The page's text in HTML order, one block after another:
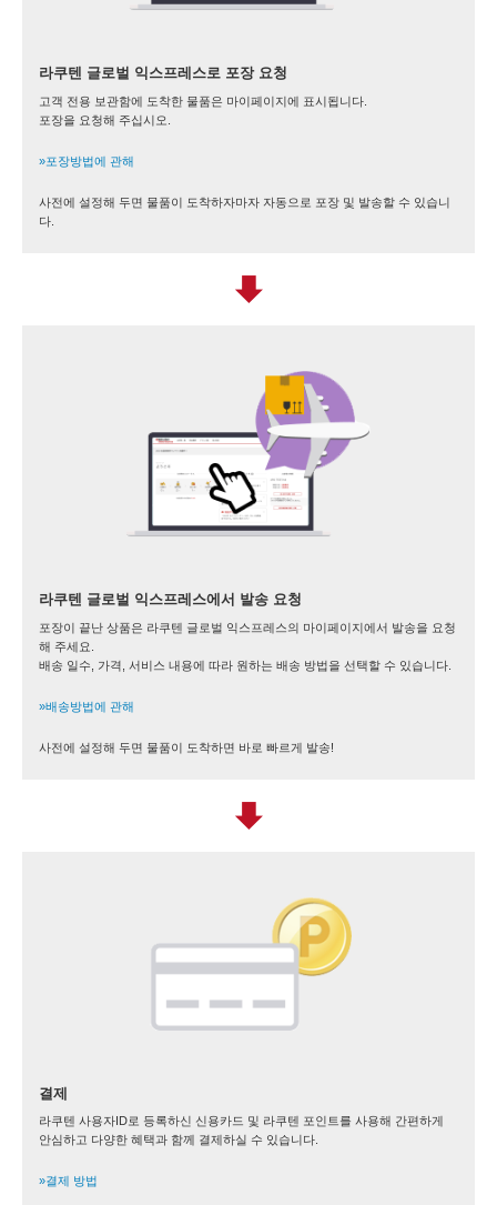
라쿠텐 글로벌 익스프레스로 포장 요청
고객 전용 보관함에 도착한 물품은 마이페이지에 표시됩니다.
포장을 요청해 주십시오.
»포장방법에 관해
사전에 설정해 두면 물품이 도착하자마자 자동으로 포장 및 발송할 수 있습니
다.
라쿠텐 글로벌 익스프레스에서 발송 요청
포장이 끝난 상품은 라쿠텐 글로벌 익스프레스의 마이페이지에서 발송을 요청
해 주세요.
배송 일수, 가격, 서비스 내용에 따라 원하는 배송 방법을 선택할 수 있습니다.
»배송방법에 관해
사전에 설정해 두면 물품이 도착하면 바로 빠르게 발송!
결제
라쿠텐 사용자ID로 등록하신 신용카드 및 라쿠텐 포인트를 사용해 간편하게
안심하고 다양한 혜택과 함께 결제하실 수 있습니다.
»결제 방법